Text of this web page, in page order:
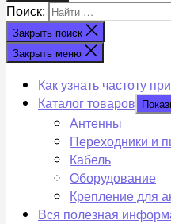
Поиск:
Закрыть поиск
Закрыть меню
Как узнать частоту
Каталог товаров
Антенны
Переходники и
Кабель
Оборудование
Крепление для
Вся полезная